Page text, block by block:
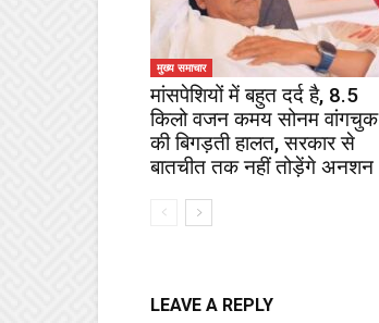
मुख्य समाचार
मांसपेशियों में बहुत दर्द है, 8.5
किलो वजन कमय सोनम वांगचुक
की बिगड़ती हालत, सरकार से
बातचीत तक नहीं तोड़ेंगे अनशन
LEAVE A REPLY